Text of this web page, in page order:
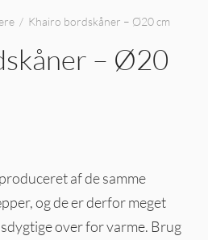
/ Khairo bordskåner – Ø20 cm
– Ø20
af de samme
og de er derfor meget
over for varme. Brug